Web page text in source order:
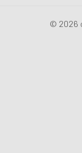
© 2026